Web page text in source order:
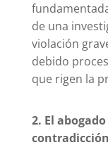
de una
violación
debido
que rigen la
2. El